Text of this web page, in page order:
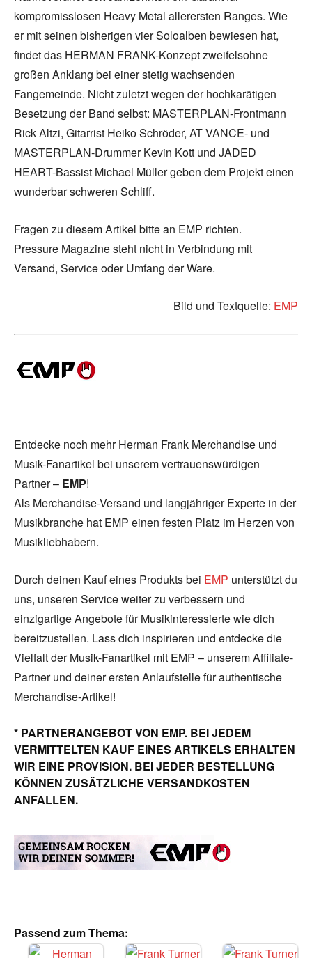
kompromisslosen Heavy Metal allerersten Ranges. Wie
er mit seinen bisherigen vier Soloalben bewiesen hat,
findet das HERMAN FRANK-Konzept zweifelsohne
großen Anklang bei einer stetig wachsenden
Fangemeinde. Nicht zuletzt wegen der hochkarätigen
Besetzung der Band selbst: MASTERPLAN-Frontmann
Rick Altzi, Gitarrist Heiko Schröder, AT VANCE- und
MASTERPLAN-Drummer Kevin Kott und JADED
HEART-Bassist Michael Müller geben dem Projekt einen
wunderbar schweren Schliff.
Fragen zu diesem Artikel bitte an EMP richten.
Pressure Magazine steht nicht in Verbindung mit
Versand, Service oder Umfang der Ware.
Bild und Textquelle: EMP
Entdecke noch mehr Herman Frank Merchandise und
Musik-Fanartikel bei unserem vertrauenswürdigen
Partner – EMP!
Als Merchandise-Versand und langjähriger Experte in der
Musikbranche hat EMP einen festen Platz im Herzen von
Musikliebhabern.
Durch deinen Kauf eines Produkts bei EMP unterstützt du
uns, unseren Service weiter zu verbessern und
einzigartige Angebote für Musikinteressierte wie dich
bereitzustellen. Lass dich inspirieren und entdecke die
Vielfalt der Musik-Fanartikel mit EMP – unserem Affiliate-
Partner und deiner ersten Anlaufstelle für authentische
Merchandise-Artikel!
* PARTNERANGEBOT VON EMP. BEI JEDEM
VERMITTELTEN KAUF EINES ARTIKELS ERHALTEN
WIR EINE PROVISION. BEI JEDER BESTELLUNG
KÖNNEN ZUSÄTZLICHE VERSANDKOSTEN
ANFALLEN.
Passend zum Thema: